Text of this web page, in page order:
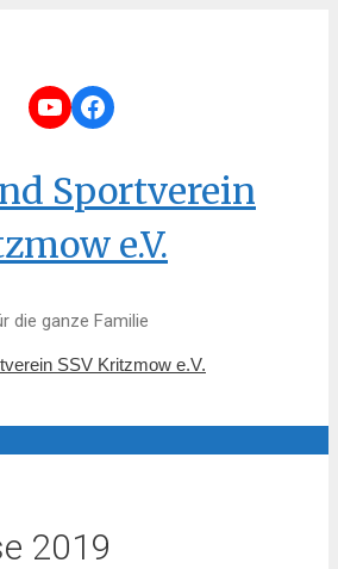
YouTube
Facebook
Sportverein
e.V.
die ganze Familie
2019